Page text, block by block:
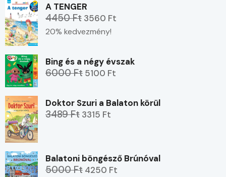
A TENGER
4450 Ft 3560 Ft
20% kedvezmény!
Bing és a négy évszak
6000 Ft 5100 Ft
Doktor Szuri a Balaton körül
3489 Ft 3315 Ft
Balatoni böngésző Brúnóval
5000 Ft 4250 Ft